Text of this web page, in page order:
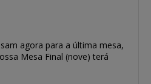
agora para a última mesa,
Mesa Final (nove) terá